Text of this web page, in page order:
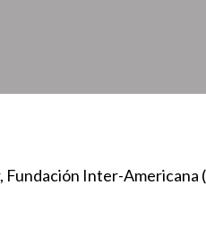
Fundación Inter-Americana